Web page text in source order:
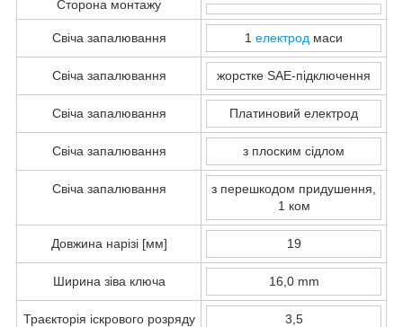
Сторона монтажу
Свіча запалювання 1 електрод маси
Свіча запалювання жорстке SAE-підключення
Свіча запалювання Платиновий електрод
Свіча запалювання з плоским сідлом
Свіча запалювання
з перешкодом придушення,
1 ком
Довжина нарізі [мм] 19
Ширина зіва ключа 16,0 mm
Траєкторія іскрового розряду
3,5